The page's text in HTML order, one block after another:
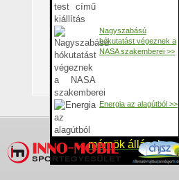
Nagyszabású
hókutatást végeznek a
NASA szakemberei >>
Energia az alagútból >>
mérnök állások >>